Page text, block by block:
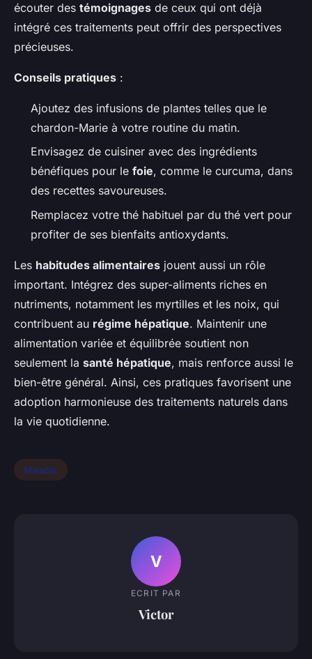
écouter des témoignages de ceux qui ont déjà
intégré ces traitements peut offrir des perspectives
précieuses.
Conseils pratiques :
Ajoutez des infusions de plantes telles que le
chardon-Marie à votre routine du matin.
Envisagez de cuisiner avec des ingrédients
bénéfiques pour le foie, comme le curcuma, dans
des recettes savoureuses.
Remplacez votre thé habituel par du thé vert pour
profiter de ses bienfaits antioxydants.
Les habitudes alimentaires jouent aussi un rôle
important. Intégrez des super-aliments riches en
nutriments, notamment les myrtilles et les noix, qui
contribuent au régime hépatique. Maintenir une
alimentation variée et équilibrée soutient non
seulement la santé hépatique, mais renforce aussi le
bien-être général. Ainsi, ces pratiques favorisent une
adoption harmonieuse des traitements naturels dans
la vie quotidienne.
Maladie
V
ECRIT PAR
Victor